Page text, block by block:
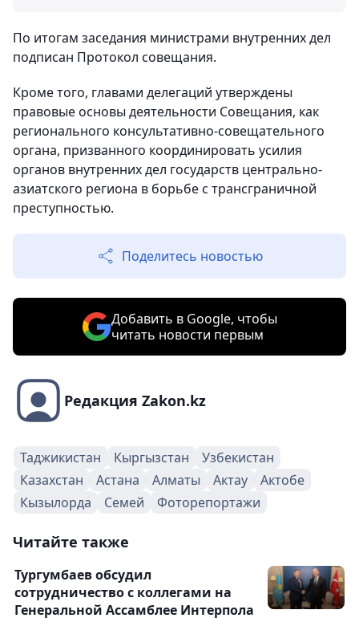
По итогам заседания министрами внутренних дел
подписан Протокол совещания.
Кроме того, главами делегаций утверждены
правовые основы деятельности Совещания, как
регионального консультативно-совещательного
органа, призванного координировать усилия
органов внутренних дел государств центрально-
азиатского региона в борьбе с трансграничной
преступностью.
Поделитесь новостью
Добавить в Google, чтобы
читать новости первым
Редакция Zakon.kz
Таджикистан Кыргызстан
Узбекистан
Казахстан
Астана Алматы Актау
Актобе
Кызылорда
Семей Фоторепортажи
Читайте также
Тургумбаев обсудил
сотрудничество с коллегами на
Генеральной Ассамблее Интерпола